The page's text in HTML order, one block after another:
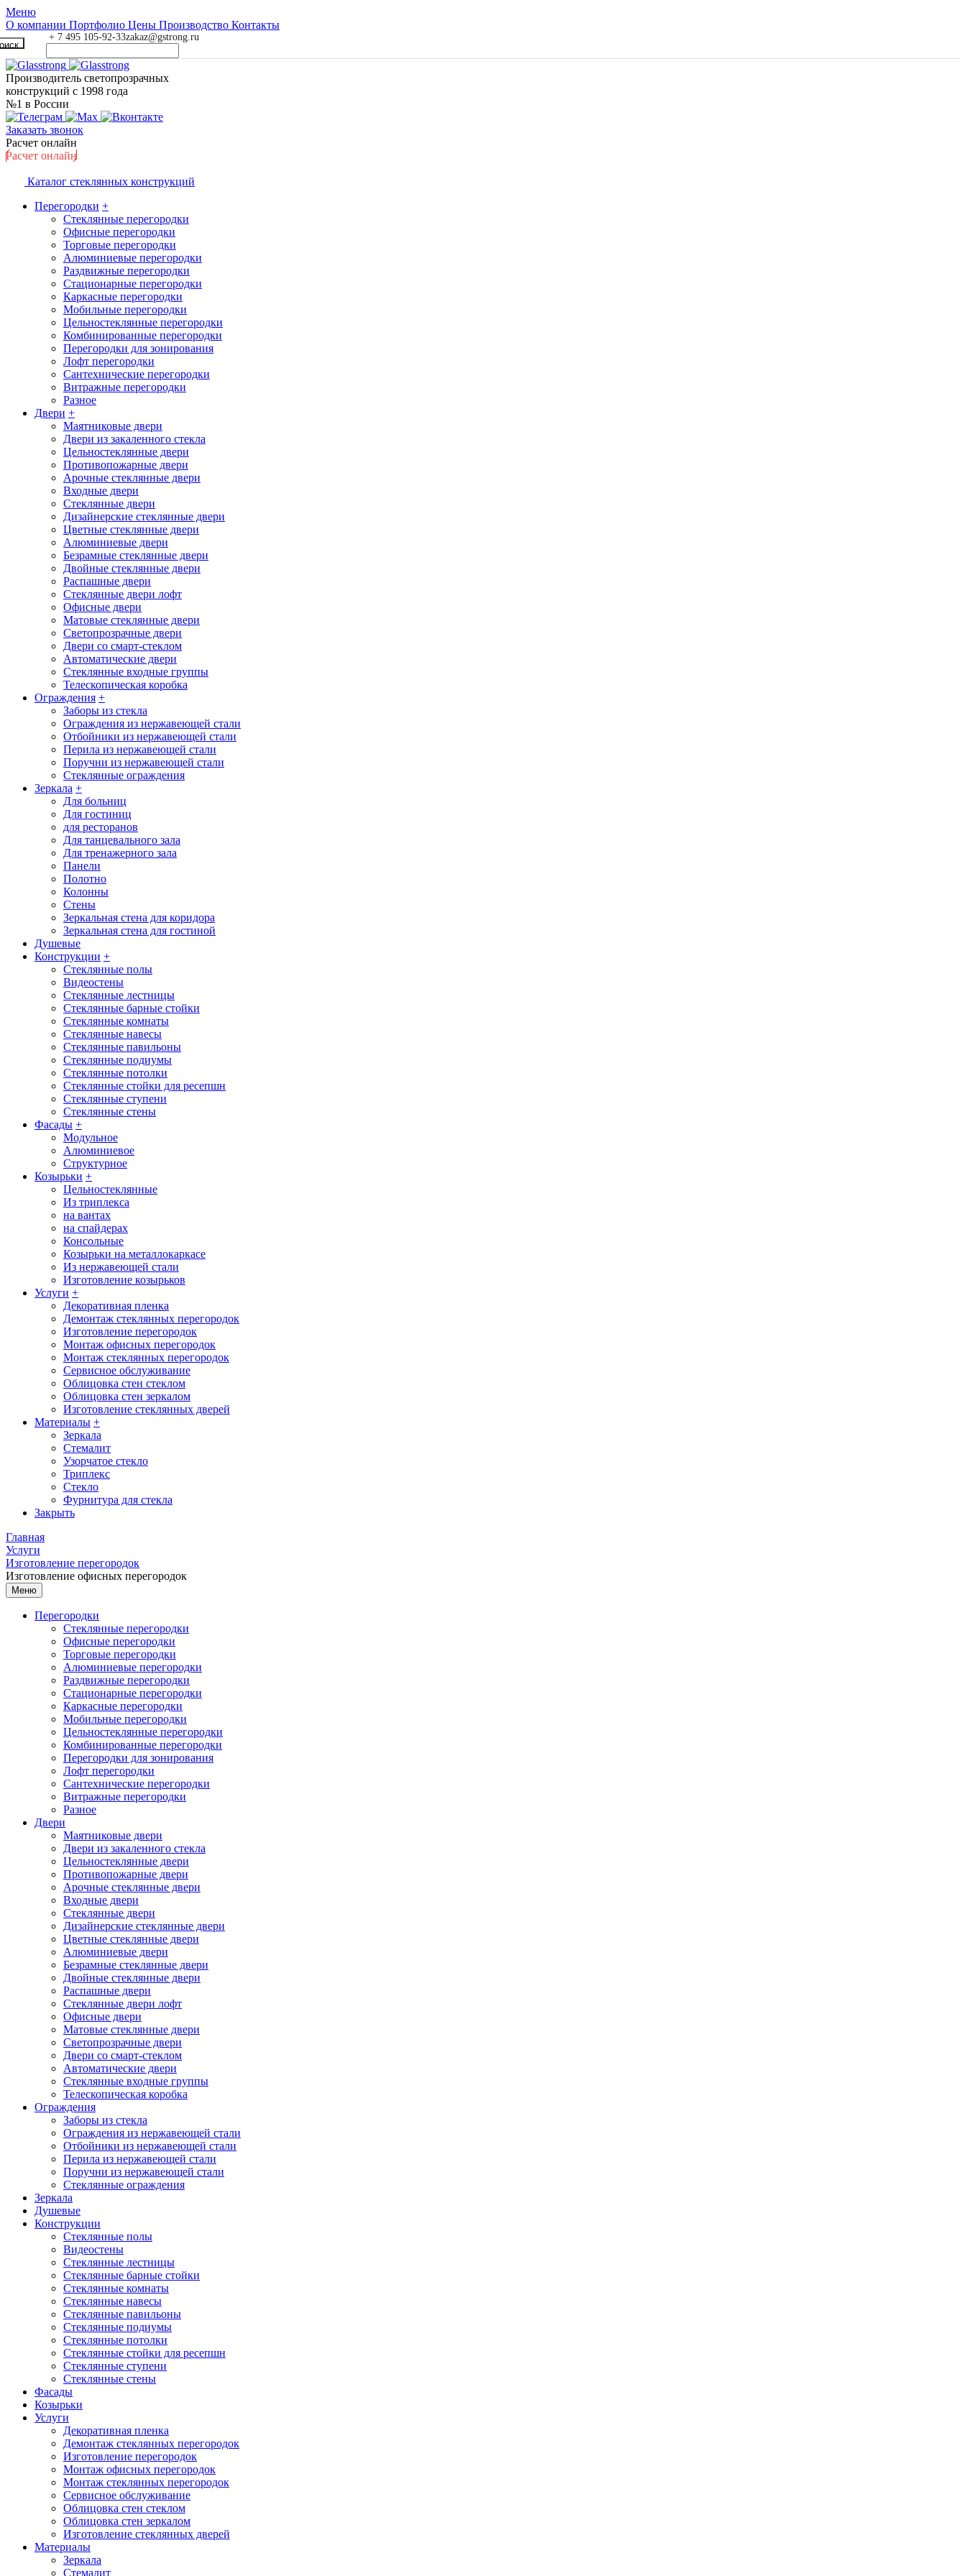
Меню
О компании Портфолио Цены Производство Контакты
+ 7 495 105-92-33zakaz@gstrong.ru
Производитель светопрозрачных
конструкций с 1998 года
№1 в России
Заказать звонок
Расчет онлайн
Расчет онлайн
Каталог стеклянных конструкций
Перегородки +
Стеклянные перегородки
Офисные перегородки
Торговые перегородки
Алюминиевые перегородки
Раздвижные перегородки
Стационарные перегородки
Каркасные перегородки
Мобильные перегородки
Цельностеклянные перегородки
Комбинированные перегородки
Перегородки для зонирования
Лофт перегородки
Сантехнические перегородки
Витражные перегородки
Разное
Двери +
Маятниковые двери
Двери из закаленного стекла
Цельностеклянные двери
Противопожарные двери
Арочные стеклянные двери
Входные двери
Стеклянные двери
Дизайнерские стеклянные двери
Цветные стеклянные двери
Алюминиевые двери
Безрамные стеклянные двери
Двойные стеклянные двери
Распашные двери
Стеклянные двери лофт
Офисные двери
Матовые стеклянные двери
Светопрозрачные двери
Двери со смарт-стеклом
Автоматические двери
Стеклянные входные группы
Телескопическая коробка
Ограждения +
Заборы из стекла
Ограждения из нержавеющей стали
Отбойники из нержавеющей стали
Перила из нержавеющей стали
Поручни из нержавеющей стали
Стеклянные ограждения
Зеркала +
Для больниц
Для гостиниц
для ресторанов
Для танцевального зала
Для тренажерного зала
Панели
Полотно
Колонны
Стены
Зеркальная стена для коридора
Зеркальная стена для гостиной
Душевые
Конструкции +
Стеклянные полы
Видеостены
Стеклянные лестницы
Стеклянные барные стойки
Стеклянные комнаты
Стеклянные навесы
Стеклянные павильоны
Стеклянные подиумы
Стеклянные потолки
Стеклянные стойки для ресепшн
Стеклянные ступени
Стеклянные стены
Фасады +
Модульное
Алюминиевое
Структурное
Козырьки +
Цельностеклянные
Из триплекса
на вантах
на спайдерах
Консольные
Козырьки на металлокаркасе
Из нержавеющей стали
Изготовление козырьков
Услуги +
Декоративная пленка
Демонтаж стеклянных перегородок
Изготовление перегородок
Монтаж офисных перегородок
Монтаж стеклянных перегородок
Сервисное обслуживание
Облицовка стен стеклом
Облицовка стен зеркалом
Изготовление стеклянных дверей
Материалы +
Зеркала
Стемалит
Узорчатое стекло
Триплекс
Стекло
Фурнитура для стекла
Закрыть
Главная
Услуги
Изготовление перегородок
Изготовление офисных перегородок
Меню
Перегородки
Стеклянные перегородки
Офисные перегородки
Торговые перегородки
Алюминиевые перегородки
Раздвижные перегородки
Стационарные перегородки
Каркасные перегородки
Мобильные перегородки
Цельностеклянные перегородки
Комбинированные перегородки
Перегородки для зонирования
Лофт перегородки
Сантехнические перегородки
Витражные перегородки
Разное
Двери
Маятниковые двери
Двери из закаленного стекла
Цельностеклянные двери
Противопожарные двери
Арочные стеклянные двери
Входные двери
Стеклянные двери
Дизайнерские стеклянные двери
Цветные стеклянные двери
Алюминиевые двери
Безрамные стеклянные двери
Двойные стеклянные двери
Распашные двери
Стеклянные двери лофт
Офисные двери
Матовые стеклянные двери
Светопрозрачные двери
Двери со смарт-стеклом
Автоматические двери
Стеклянные входные группы
Телескопическая коробка
Ограждения
Заборы из стекла
Ограждения из нержавеющей стали
Отбойники из нержавеющей стали
Перила из нержавеющей стали
Поручни из нержавеющей стали
Стеклянные ограждения
Зеркала
Душевые
Конструкции
Стеклянные полы
Видеостены
Стеклянные лестницы
Стеклянные барные стойки
Стеклянные комнаты
Стеклянные навесы
Стеклянные павильоны
Стеклянные подиумы
Стеклянные потолки
Стеклянные стойки для ресепшн
Стеклянные ступени
Стеклянные стены
Фасады
Козырьки
Услуги
Декоративная пленка
Демонтаж стеклянных перегородок
Изготовление перегородок
Монтаж офисных перегородок
Монтаж стеклянных перегородок
Сервисное обслуживание
Облицовка стен стеклом
Облицовка стен зеркалом
Изготовление стеклянных дверей
Материалы
Зеркала
Стемалит